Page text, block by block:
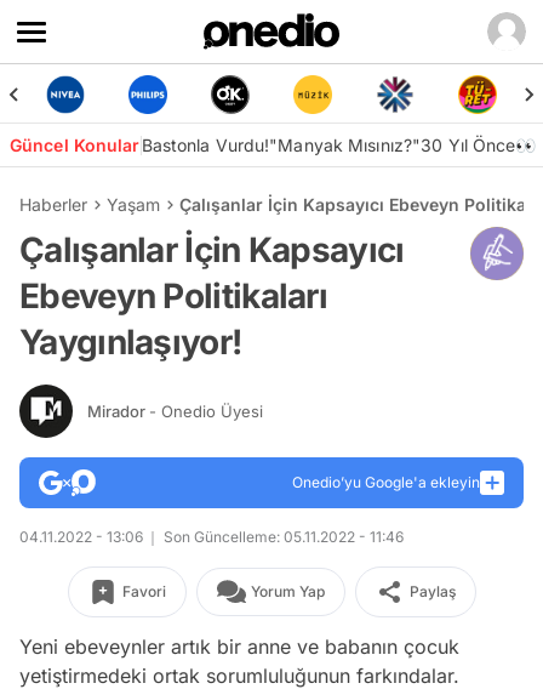
Güncel KonularBastonla Vurdu!"Manyak Mısınız?"30 Yıl Önce👀
Haberler Yaşam Çalışanlar İçin Kapsayıcı Ebeveyn
Çalışanlar İçin Kapsayıcı
Ebeveyn Politikaları
Yaygınlaşıyor!
Mirador - Onedio Üyesi
Onedio’yu Google'a ekleyin
04.11.2022 - 13:06 Son Güncelleme: 05.11.2022 - 11:46
Favori Yorum Yap Paylaş
Yeni ebeveynler artık bir anne ve babanın çocuk
yetiştirmedeki ortak sorumluluğunun farkındalar.